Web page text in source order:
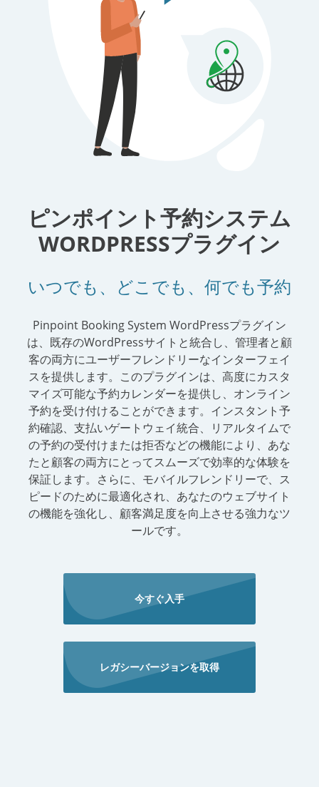
ピンポイント予約システム
WORDPRESSプラグイン
いつでも、どこでも、何でも予約
Pinpoint Booking System WordPressプラグイン
は、既存のWordPressサイトと統合し、管理者と顧
客の両方にユーザーフレンドリーなインターフェイ
スを提供します。このプラグインは、高度にカスタ
マイズ可能な予約カレンダーを提供し、オンライン
予約を受け付けることができます。インスタント予
約確認、支払いゲートウェイ統合、リアルタイムで
の予約の受付けまたは拒否などの機能により、あな
たと顧客の両方にとってスムーズで効率的な体験を
保証します。さらに、モバイルフレンドリーで、ス
ピードのために最適化され、あなたのウェブサイト
の機能を強化し、顧客満足度を向上させる強力なツ
ールです。
今すぐ入手
レガシーバージョンを取得